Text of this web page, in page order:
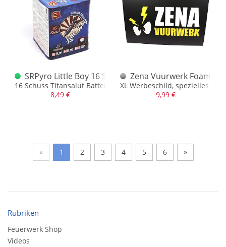
SRPyro Little Boy 16 Schuss Salut Batterie 1.3G
16 Schuss Titansalut Batterie mit roten Sternen
8,49 €
Zena Vuurwerk
XL Werbeschild, spezielles
9,99 €
« 1 2 3 4 5 6 »
Rubriken
Feuerwerk Shop
Videos